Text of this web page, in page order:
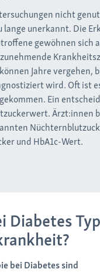
nicht
lange unerkannt. Die
gewöhnen sich
Jahre vergehen,
wird. Oft ist
Ein
Ärzt:innen
und HbA1c-Wert.
Diabetes
bei Diabetes sind